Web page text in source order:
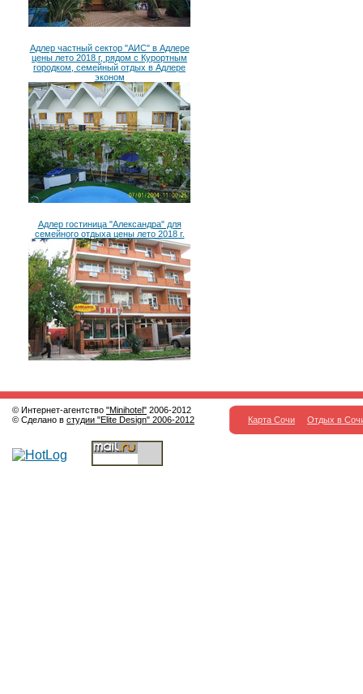
Адлер частный сектор "АИС" в Адлере
цены лето 2018 г, рядом с Курортным
городком, семейный отдых в Адлере
эконом
Адлер гостиница "Александра" для
семейного отдыха цены лето 2018 г.
© Интернет-агентство "Minihotel" 2006-2012
© Сделано в студии "Elite Design" 2006-2012 Карта Сочи Отдых в